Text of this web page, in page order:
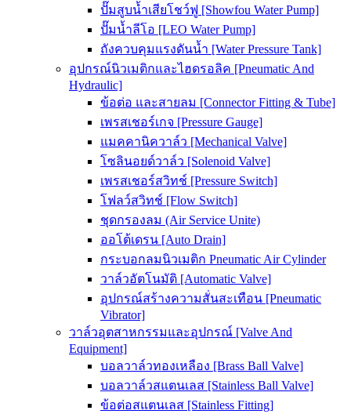
ปั๊มสูบน้ำเสียโชว์ฟู [Showfou Water Pump]
ปั๊มน้ำลีโอ [LEO Water Pump]
ถังควบคุมแรงดันน้ำ [Water Pressure Tank]
อุปกรณ์นิวเมติกและไฮดรอลิค [Pneumatic And
Hydraulic]
ข้อต่อ และสายลม [Connector Fitting & Tube]
เพรสเชอร์เกจ [Pressure Gauge]
แมคคานิควาล์ว [Mechanical Valve]
โซลินอยด์วาล์ว [Solenoid Valve]
เพรสเชอร์สวิทช์ [Pressure Switch]
โฟลว์สวิทช์ [Flow Switch]
ชุดกรองลม (Air Service Unite)
ออโต้เดรน [Auto Drain]
กระบอกลมนิวเมติก Pneumatic Air Cylinder
วาล์วอัตโนมัติ [Automatic Valve]
อุปกรณ์สร้างความสั่นสะเทือน [Pneumatic
Vibrator]
วาล์วอุตสาหกรรมและอุปกรณ์ [Valve And
Equipment]
บอลวาล์วทองเหลือง [Brass Ball Valve]
บอลวาล์วสแตนเลส [Stainless Ball Valve]
ข้อต่อสแตนเลส [Stainless Fitting]